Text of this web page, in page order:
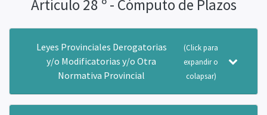
Artículo 28 º - Cómputo de Plazos
Leyes Provinciales Derogatorias
y/o Modificatorias y/o Otra
Normativa Provincial
(Click para
expandir o
colapsar)